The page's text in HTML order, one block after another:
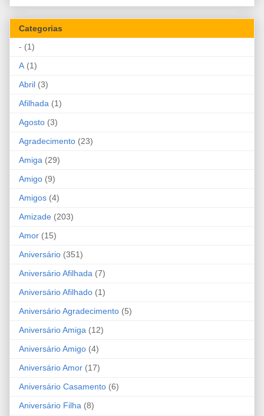
Categorias
- (1)
A (1)
Abril (3)
Afilhada (1)
Agosto (3)
Agradecimento (23)
Amiga (29)
Amigo (9)
Amigos (4)
Amizade (203)
Amor (15)
Aniversário (351)
Aniversário Afilhada (7)
Aniversário Afilhado (1)
Aniversário Agradecimento (5)
Aniversário Amiga (12)
Aniversário Amigo (4)
Aniversário Amor (17)
Aniversário Casamento (6)
Aniversário Filha (8)